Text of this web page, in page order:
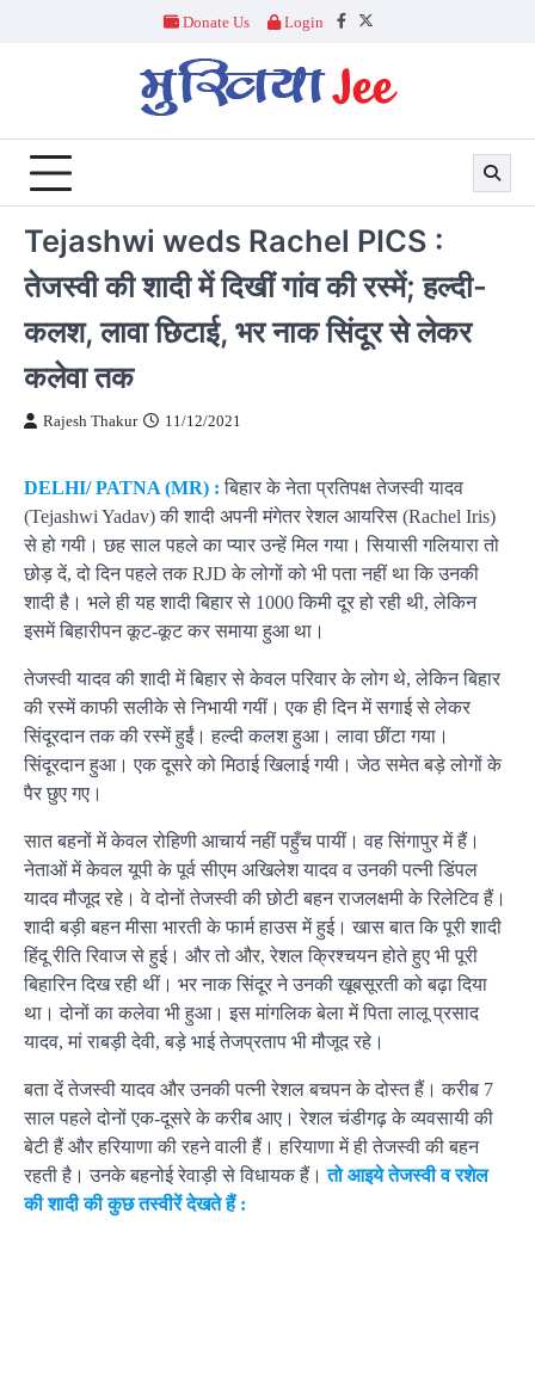
Donate Us Login
Facebook
Twitter
Tejashwi weds Rachel PICS :
तेजस्वी की शादी में दिखीं गांव की रस्में; हल्दी-
कलश, लावा छिटाई, भर नाक सिंदूर से लेकर
कलेवा तक
Rajesh Thakur 11/12/2021
DELHI/ PATNA (MR) : बिहार के नेता प्रतिपक्ष तेजस्वी यादव
(Tejashwi Yadav) की शादी अपनी मंगेतर रेशल आयरिस (Rachel Iris)
से हो गयी। छह साल पहले का प्यार उन्हें मिल गया। सियासी गलियारा तो
छोड़ दें, दो दिन पहले तक RJD के लोगों को भी पता नहीं था कि उनकी
शादी है। भले ही यह शादी बिहार से 1000 किमी दूर हो रही थी, लेकिन
इसमें बिहारीपन कूट-कूट कर समाया हुआ था।
तेजस्वी यादव की शादी में बिहार से केवल परिवार के लोग थे, लेकिन बिहार
की रस्में काफी सलीके से निभायी गयीं। एक ही दिन में सगाई से लेकर
सिंदूरदान तक की रस्में हुईं। हल्दी कलश हुआ। लावा छींटा गया।
सिंदूरदान हुआ। एक दूसरे को मिठाई खिलाई गयी। जेठ समेत बड़े लोगों के
पैर छुए गए।
सात बहनों में केवल रोहिणी आचार्य नहीं पहुँच पायीं। वह सिंगापुर में हैं।
नेताओं में केवल यूपी के पूर्व सीएम अखिलेश यादव व उनकी पत्नी डिंपल
यादव मौजूद रहे। वे दोनों तेजस्वी की छोटी बहन राजलक्षमी के रिलेटिव हैं।
शादी बड़ी बहन मीसा भारती के फार्म हाउस में हुई। खास बात कि पूरी शादी
हिंदू रीति रिवाज से हुई। और तो और, रेशल क्रिश्चयन होते हुए भी पूरी
बिहारिन दिख रही थीं। भर नाक सिंदूर ने उनकी खूबसूरती को बढ़ा दिया
था। दोनों का कलेवा भी हुआ। इस मांगलिक बेला में पिता लालू प्रसाद
यादव, मां राबड़ी देवी, बड़े भाई तेजप्रताप भी मौजूद रहे।
बता दें तेजस्वी यादव और उनकी पत्नी रेशल बचपन के दोस्त हैं। करीब 7
साल पहले दोनों एक-दूसरे के करीब आए। रेशल चंडीगढ़ के व्यवसायी की
बेटी हैं और हरियाणा की रहने वाली हैं। हरियाणा में ही तेजस्वी की बहन
रहती है। उनके बहनोई रेवाड़ी से विधायक हैं।तो आइये तेजस्वी व रशेल
की शादी की कुछ तस्वीरें देखते हैं :